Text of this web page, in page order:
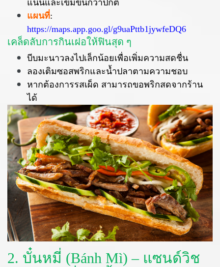
แน่นและเข้มข้นกว่าปกติ
แผนที่:
https://maps.app.goo.gl/g9uaPttb1jywfeDQ6
เคล็ดลับการกินเฝอให้ฟินสุด ๆ
บีบมะนาวลงไปเล็กน้อยเพื่อเพิ่มความสดชื่น
ลองเติมซอสพริกและน้ำปลาตามความชอบ
หากต้องการรสเผ็ด สามารถขอพริกสดจากร้าน
ได้
2. บั๋นหมี่ (Bánh Mì) – แซนด์วิช